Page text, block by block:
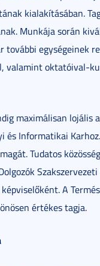
kialakításában.
Munkája során
egységeinek
valamint oktatóival-
maximálisan lojális a
és Informatikai
Tudatos
A
értékes tagja.